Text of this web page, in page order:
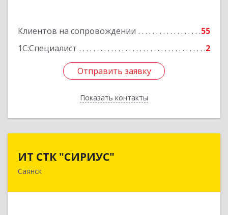
Клиентов на сопровождении
55
1С:Специалист
2
Отправить заявку
Показать контакты
Отправить заявку
Назад
ИТ СТК "СИРИУС"
Саянск666303, Иркутская обл, Саянск г, Юбилейный